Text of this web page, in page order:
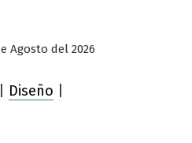
Agosto del 2026
Diseño